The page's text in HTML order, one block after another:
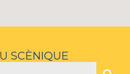
SCÈNIQUE